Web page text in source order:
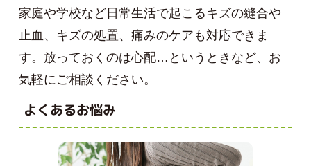
家庭や学校など日常生活で起こるキズの縫合や
止血、キズの処置、痛みのケアも対応できま
す。放っておくのは心配…というときなど、お
気軽にご相談ください。
よくあるお悩み